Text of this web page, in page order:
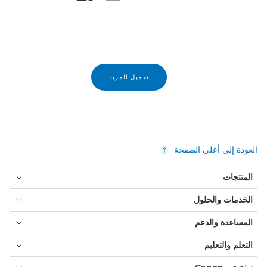
تحميل المزيد
العودة إلى أعلى الصفحة
المنتجات
الخدمات والحلول
المساعدة والدعم
التعلم والتعليم